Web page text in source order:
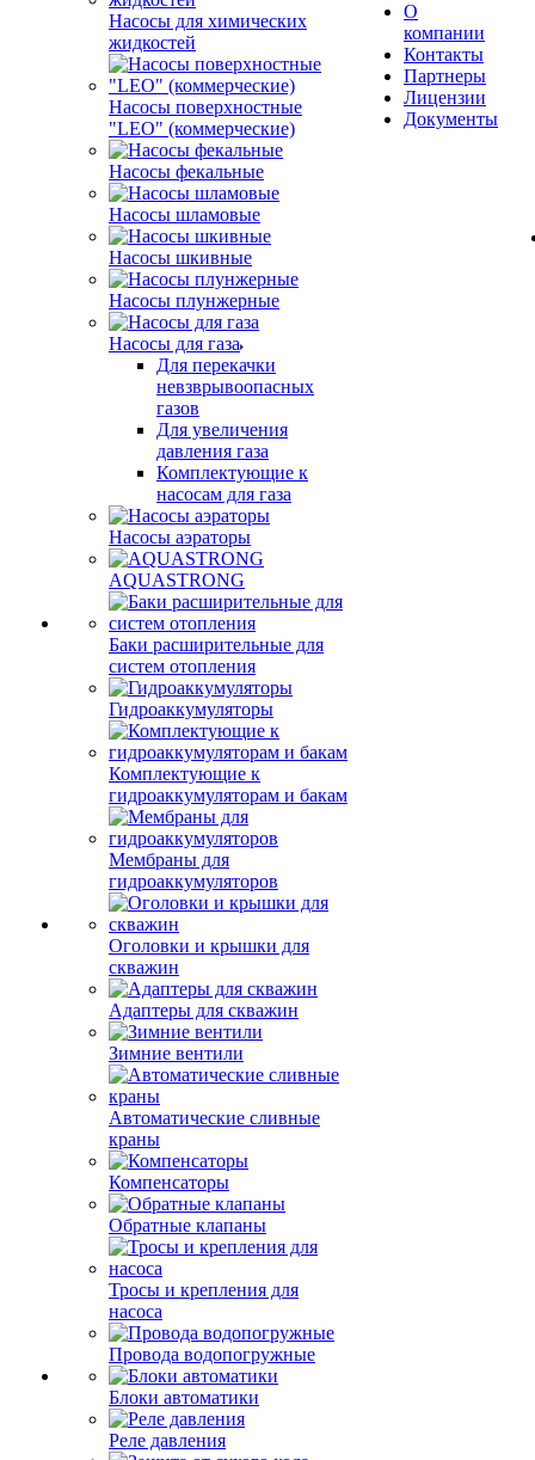
Насосы для химических
жидкостей
Насосы поверхностные
"LEO" (коммерческие)
Насосы фекальные
Насосы шламовые
Насосы шкивные
Насосы плунжерные
Насосы для газа
Для перекачки
невзврывоопасных
газов
Для увеличения
давления газа
Комплектующие к
насосам для газа
Насосы аэраторы
AQUASTRONG
Баки расширительные для
систем отопления
Гидроаккумуляторы
Комплектующие к
гидроаккумуляторам и бакам
Мембраны для
гидроаккумуляторов
Оголовки и крышки для
скважин
Адаптеры для скважин
Зимние вентили
Автоматические сливные
краны
Компенсаторы
Обратные клапаны
Тросы и крепления для
насоса
Провода водопогружные
Блоки автоматики
Реле давления
О
компании
Контакты
Партнеры
Лицензии
Документы